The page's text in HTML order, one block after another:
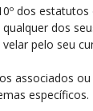
dos
dos
pelo seu
associados
específicos.